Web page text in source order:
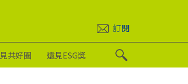
訂閱
共好圈 遠見ESG獎